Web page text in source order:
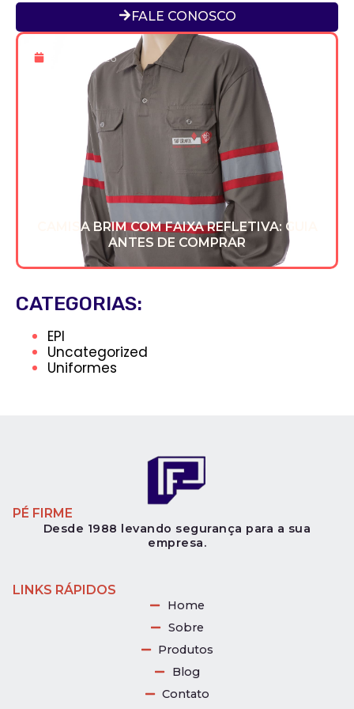
FALE CONOSCO
8 De Jul 2026
CAMISA BRIM COM FAIXA REFLETIVA: GUIA
ANTES DE COMPRAR
CATEGORIAS:
EPI
Uncategorized
Uniformes
PÉ FIRME
Desde 1988 levando segurança para a sua
empresa.
LINKS RÁPIDOS
Home
Sobre
Produtos
Blog
Contato